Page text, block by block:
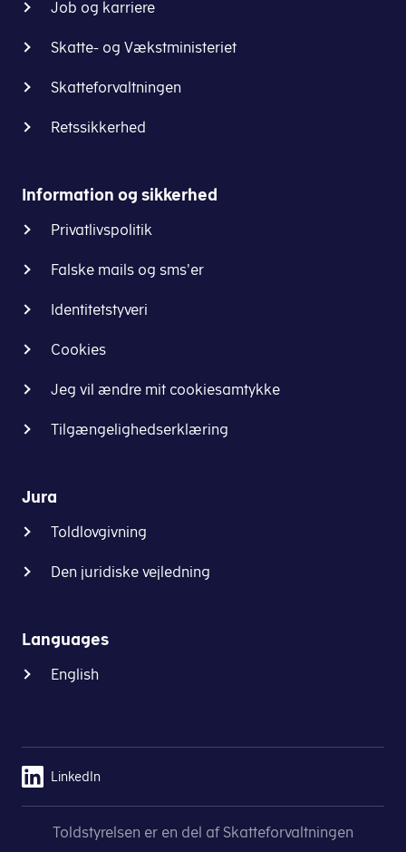
Job og karriere
Skatte- og Vækstministeriet
Skatteforvaltningen
Retssikkerhed
Information og sikkerhed
Privatlivspolitik
Falske mails og sms'er
Identitetstyveri
Cookies
Jeg vil ændre mit cookiesamtykke
Tilgængelighedserklæring
Jura
Toldlovgivning
Den juridiske vejledning
Languages
English
LinkedIn
Toldstyrelsen er en del af Skatteforvaltningen